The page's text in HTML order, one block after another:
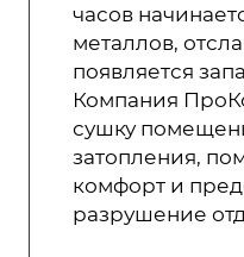
часов
металлов,
появляется
Компания
сушку
затопления,
комфорт и
разрушение